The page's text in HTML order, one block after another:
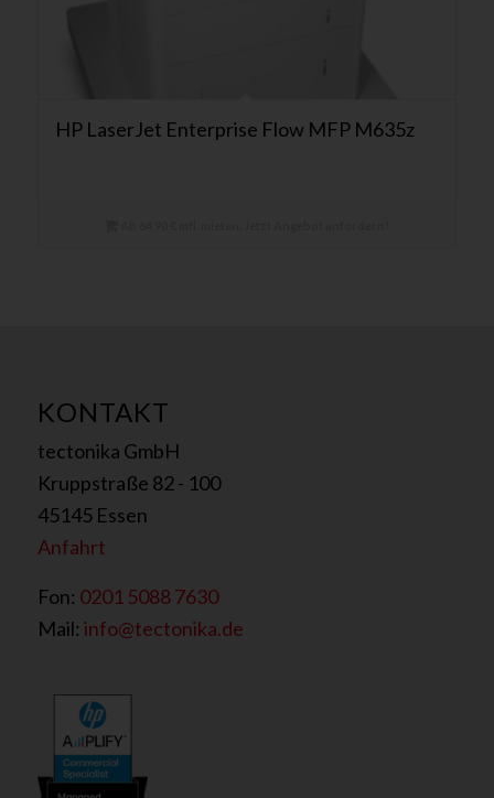
HP LaserJet Enterprise Flow MFP M635z
KONTAKT
tectonika GmbH
Kruppstraße 82 - 100
45145 Essen
Anfahrt
Fon: 0201 5088 7630
Mail: info@tectonika.de